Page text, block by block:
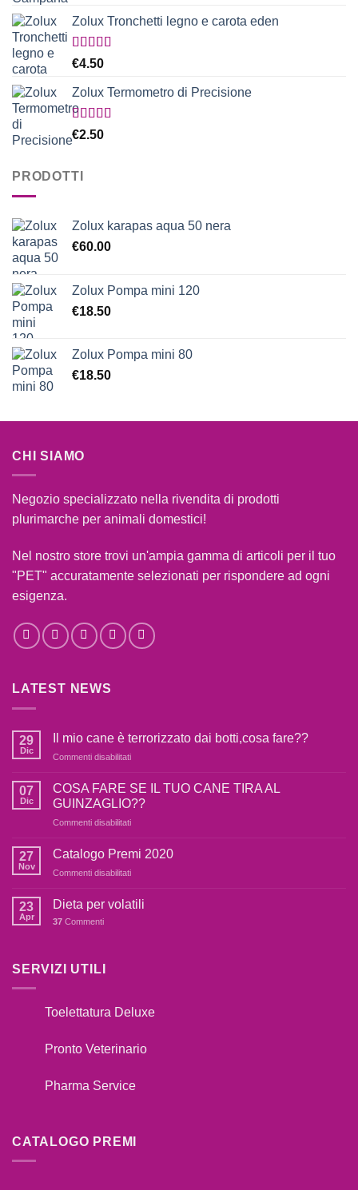
Zolux Tronchetti legno e carota eden
Valutato
€4.50
Zolux Termometro di Precisione
Valutato
5.00
€2.50
PRODOTTI
Zolux karapas aqua 50 nera
€60.00
Zolux Pompa mini 120
€18.50
Zolux Pompa mini 80
€18.50
CHI SIAMO
Negozio specializzato nella rivendita di prodotti
plurimarche per animali domestici!
Nel nostro store trovi un'ampia gamma di articoli per il tuo
"PET" accuratamente selezionati per rispondere ad ogni
esigenza.
LATEST NEWS
29
Dic
Il mio cane è terrorizzato dai botti,cosa fare??
Commenti disabilitatisu
mio
cane
è
terrorizzato
botti,cosa
07
Dic
COSA FARE SE IL TUO CANE TIRA AL
GUINZAGLIO??
Commenti disabilitatisu
FARE
IL
CANE
27
Nov
Catalogo Premi 2020
Commenti disabilitatisu
Premi
23
Apr
Dieta per volatili
37 Commenti
SERVIZI UTILI
Toelettatura Deluxe
Pronto Veterinario
Pharma Service
CATALOGO PREMI